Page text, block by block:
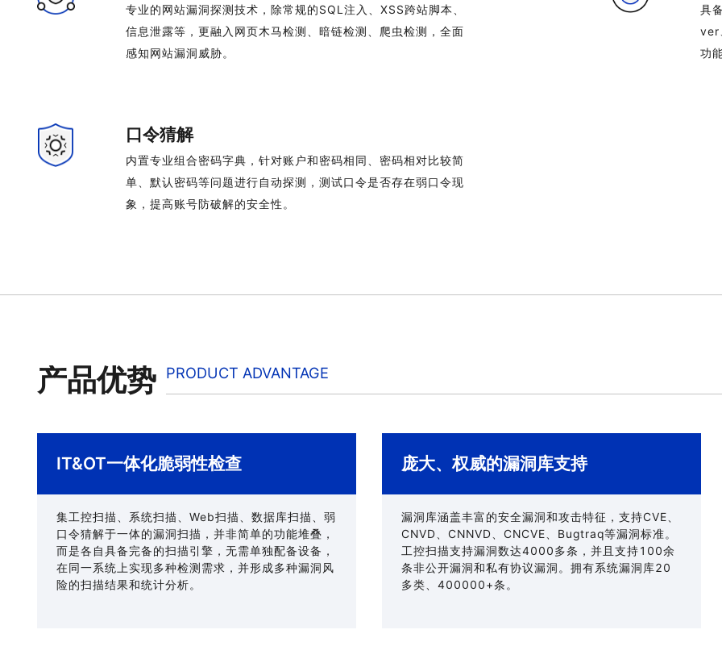
专业的网站漏洞探测技术，除常规的SQL注入、XSS跨站脚本、
信息泄露等，更融入网页木马检测、暗链检测、爬虫检测，全面
感知网站漏洞威胁。
具
ver
功
口令猜解
内置专业组合密码字典，针对账户和密码相同、密码相对比较简
单、默认密码等问题进行自动探测，测试口令是否存在弱口令现
象，提高账号防破解的安全性。
产品优势 PRODUCT ADVANTAGE
IT&OT一体化脆弱性检查
集工控扫描、系统扫描、Web扫描、数据库扫描、弱
口令猜解于一体的漏洞扫描，并非简单的功能堆叠，
而是各自具备完备的扫描引擎，无需单独配备设备，
在同一系统上实现多种检测需求，并形成多种漏洞风
险的扫描结果和统计分析。
庞大、权威的漏洞库支持
漏洞库涵盖丰富的安全漏洞和攻击特征，支持CVE、
CNVD、CNNVD、CNCVE、Bugtraq等漏洞标准。
工控扫描支持漏洞数达4000多条，并且支持100余
条非公开漏洞和私有协议漏洞。拥有系统漏洞库20
多类、400000+条。